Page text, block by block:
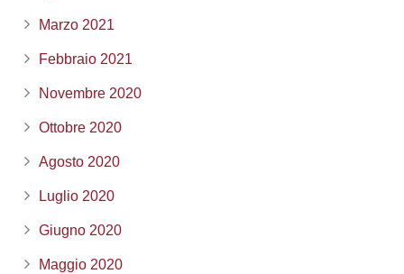
Marzo 2021
Febbraio 2021
Novembre 2020
Ottobre 2020
Agosto 2020
Luglio 2020
Giugno 2020
Maggio 2020